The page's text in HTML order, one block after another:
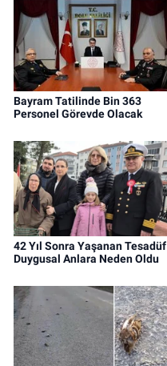
Bayram Tatilinde Bin 363
Personel Görevde Olacak
42 Yıl Sonra Yaşanan Tesadüf
Duygusal Anlara Neden Oldu